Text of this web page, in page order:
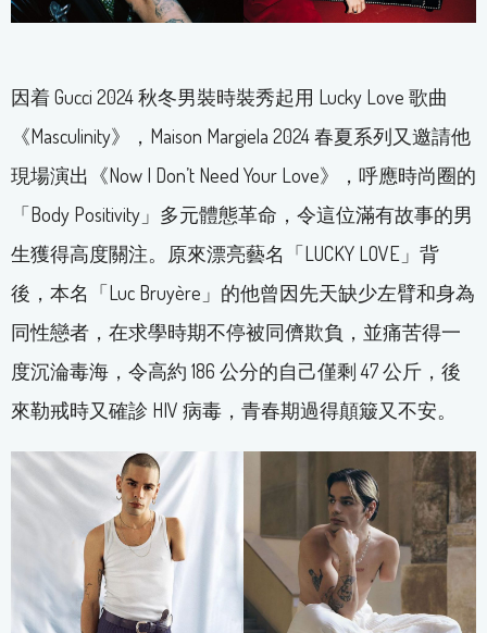
因着 Gucci 2024 秋冬男裝時裝秀起用 Lucky Love 歌曲
《Masculinity》，Maison Margiela 2024 春夏系列又邀請他
現場演出《Now I Don’t Need Your Love》，呼應時尚圈的
「Body Positivity」多元體態革命，令這位滿有故事的男
生獲得高度關注。原來漂亮藝名「LUCKY LOVE」背
後，本名「Luc Bruyère」的他曾因先天缺少左臂和身為
同性戀者，在求學時期不停被同儕欺負，並痛苦得一
度沉淪毒海，令高約 186 公分的自己僅剩 47 公斤，後
來勒戒時又確診 HIV 病毒，青春期過得顛簸又不安。